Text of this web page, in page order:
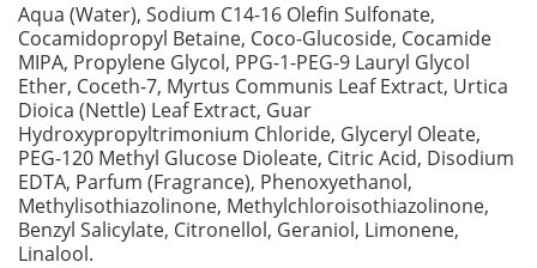
Aqua (Water), Sodium C14-16 Olefin Sulfonate,
Cocamidopropyl Betaine, Coco-Glucoside, Cocamide
MIPA, Propylene Glycol, PPG-1-PEG-9 Lauryl Glycol
Ether, Coceth-7, Myrtus Communis Leaf Extract, Urtica
Dioica (Nettle) Leaf Extract, Guar
Hydroxypropyltrimonium Chloride, Glyceryl Oleate,
PEG-120 Methyl Glucose Dioleate, Citric Acid, Disodium
EDTA, Parfum (Fragrance), Phenoxyethanol,
Methylisothiazolinone, Methylchloroisothiazolinone,
Benzyl Salicylate, Citronellol, Geraniol, Limonene,
Linalool.